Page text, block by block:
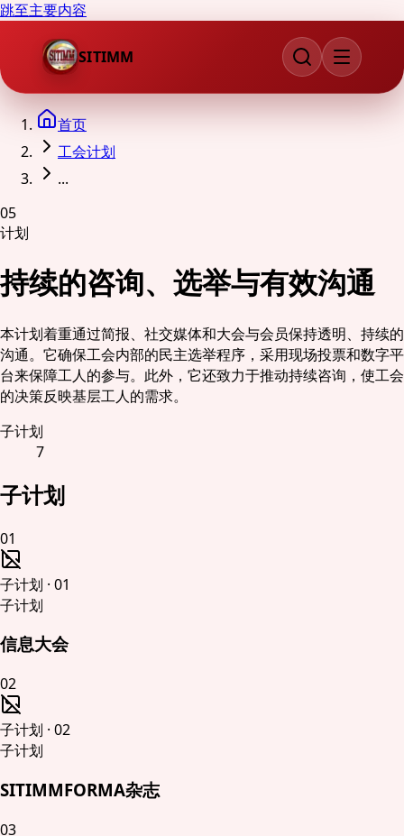
跳至主要内容
SITIMM
首页
工会计划
...
05
计划
持续的咨询、选举与有效沟通
本计划着重通过简报、社交媒体和大会与会员保持透明、持续的
沟通。它确保工会内部的民主选举程序，采用现场投票和数字平
台来保障工人的参与。此外，它还致力于推动持续咨询，使工会
的决策反映基层工人的需求。
子计划
7
子计划
01
子计划 · 01
子计划
信息大会
02
子计划 · 02
子计划
SITIMMFORMA杂志
03